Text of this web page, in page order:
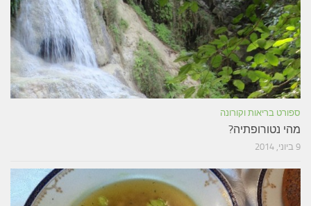
ספורט בריאות וקורונה
מהי נטורופתיה?
9 ביוני, 2014